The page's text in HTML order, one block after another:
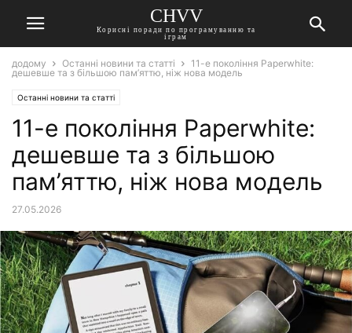
CHVV
Корисні поради по програмуванню та
іграм
додому Останні новини та статті
11-е покоління Paperwhite:
дешевше та з більшою пам’яттю, ніж нова модель
Останні новини та статті
11-е покоління Paperwhite:
дешевше та з більшою
пам’яттю, ніж нова модель
27.05.2026